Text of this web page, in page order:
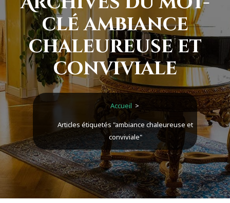
clé ambiance
chaleureuse et
conviviale
Accueil >
Articles étiquetés "ambiance chaleureuse et
conviviale"